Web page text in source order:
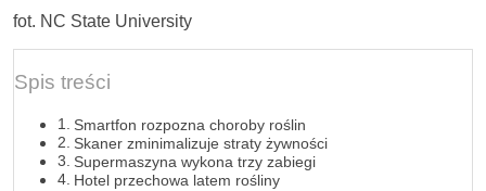
fot. NC State University
Spis treści
Smartfon rozpozna choroby roślin
Skaner zminimalizuje straty żywności
Supermaszyna wykona trzy zabiegi
Hotel przechowa latem rośliny